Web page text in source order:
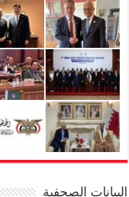
البيانات الصحفية